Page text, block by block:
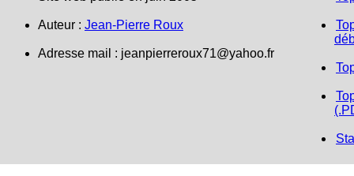
Auteur : Jean-Pierre Roux
Adresse mail : jeanpierreroux71@yahoo.fr